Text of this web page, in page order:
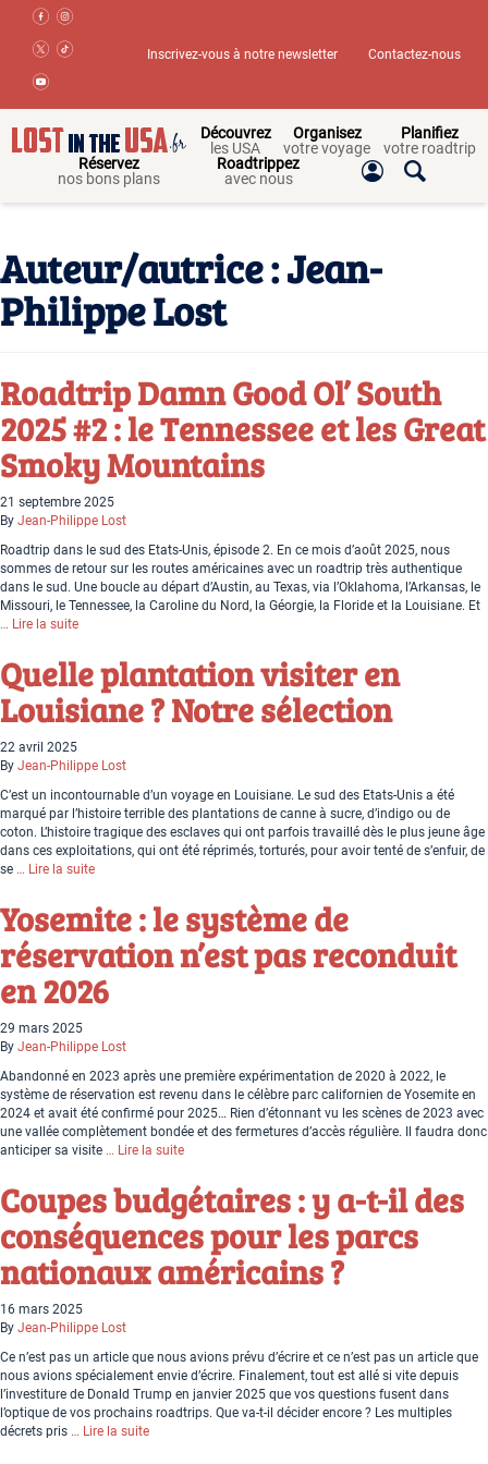
Inscrivez-vous à notre newsletter Contactez-nous
Découvrez
les USA
Organisez
votre voyage
Planifiez
votre roadtrip
Réservez
nos bons plans
Roadtrippez
avec nous
Auteur/autrice :Jean-
Philippe Lost
Roadtrip Damn Good Ol’ South
2025 #2 : le Tennessee et les Great
Smoky Mountains
21 septembre 2025
By Jean-Philippe Lost
Roadtrip dans le sud des Etats-Unis, épisode 2. En ce mois d’août 2025, nous
sommes de retour sur les routes américaines avec un roadtrip très authentique
dans le sud. Une boucle au départ d’Austin, au Texas, via l’Oklahoma, l’Arkansas, le
Missouri, le Tennessee, la Caroline du Nord, la Géorgie, la Floride et la Louisiane. Et
… Lire la suite
Quelle plantation visiter en
Louisiane ? Notre sélection
22 avril 2025
By Jean-Philippe Lost
C’est un incontournable d’un voyage en Louisiane. Le sud des Etats-Unis a été
marqué par l’histoire terrible des plantations de canne à sucre, d’indigo ou de
coton. L’histoire tragique des esclaves qui ont parfois travaillé dès le plus jeune âge
dans ces exploitations, qui ont été réprimés, torturés, pour avoir tenté de s’enfuir, de
se … Lire la suite
Yosemite : le système de
réservation n’est pas reconduit
en 2026
29 mars 2025
By Jean-Philippe Lost
Abandonné en 2023 après une première expérimentation de 2020 à 2022, le
système de réservation est revenu dans le célèbre parc californien de Yosemite en
2024 et avait été confirmé pour 2025… Rien d’étonnant vu les scènes de 2023 avec
une vallée complètement bondée et des fermetures d’accès régulière. Il faudra donc
anticiper sa visite … Lire la suite
Coupes budgétaires : y a-t-il des
conséquences pour les parcs
nationaux américains ?
16 mars 2025
By Jean-Philippe Lost
Ce n’est pas un article que nous avions prévu d’écrire et ce n’est pas un article que
nous avions spécialement envie d’écrire. Finalement, tout est allé si vite depuis
l’investiture de Donald Trump en janvier 2025 que vos questions fusent dans
l’optique de vos prochains roadtrips. Que va-t-il décider encore ? Les multiples
décrets pris … Lire la suite